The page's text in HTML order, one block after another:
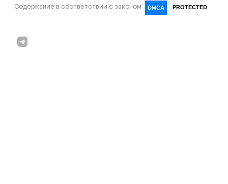
Содержание в соответствии с законом DMCA PROTECTED